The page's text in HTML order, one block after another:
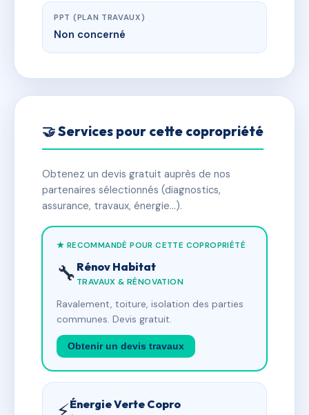
PPT (PLAN TRAVAUX)
Non concerné
🤝 Services pour cette copropriété
Obtenez un devis gratuit auprès de nos
partenaires sélectionnés (diagnostics,
assurance, travaux, énergie…).
★ RECOMMANDÉ POUR CETTE COPROPRIÉTÉ
🔧 Rénov Habitat
TRAVAUX & RÉNOVATION
Ravalement, toiture, isolation des parties
communes. Devis gratuit.
Obtenir un devis travaux
Énergie Verte Copro